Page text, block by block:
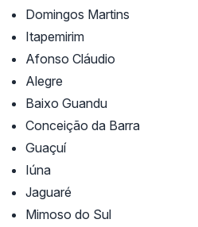
Domingos Martins
Itapemirim
Afonso Cláudio
Alegre
Baixo Guandu
Conceição da Barra
Guaçuí
Iúna
Jaguaré
Mimoso do Sul